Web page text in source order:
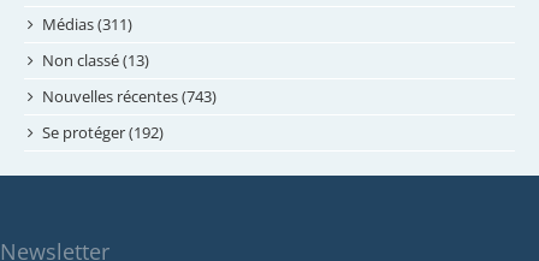
janvier 2024
novembre 2023
octobre 2023
septembre 2023
mars 2023
Médias (311)
Non classé (13)
Nouvelles récentes (743)
Se protéger (192)
Newsletter